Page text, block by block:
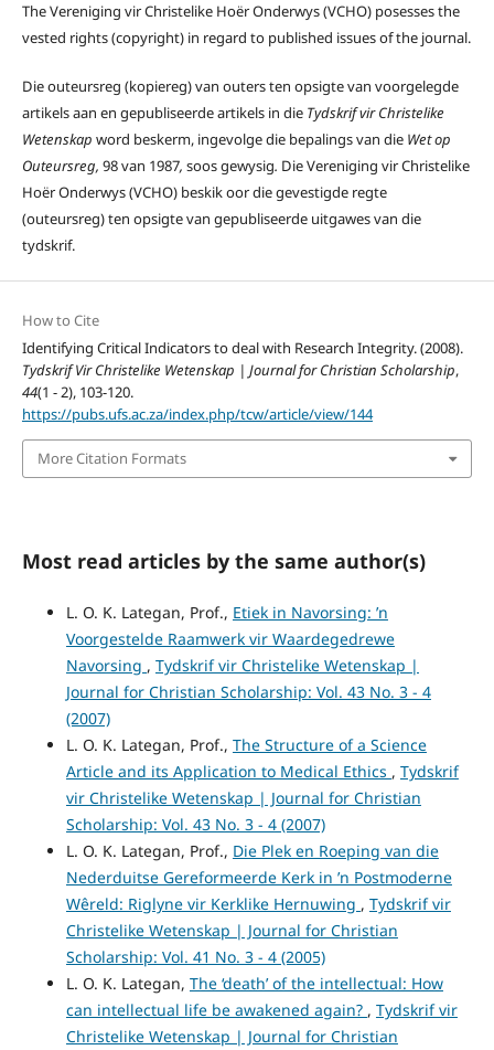
The Vereniging vir Christelike Hoër Onderwys (VCHO) posesses the
vested rights (copyright) in regard to published issues of the journal.
Die outeursreg (kopiereg) van outers ten opsigte van voorgelegde
artikels aan en gepubliseerde artikels in die Tydskrif vir Christelike
Wetenskap word beskerm, ingevolge die bepalings van dieWet op
Outeursreg, 98 van 1987, soos gewysig. Die Vereniging vir Christelike
Hoër Onderwys (VCHO) beskik oor die gevestigde regte
(outeursreg) ten opsigte van gepubliseerde uitgawes van die
tydskrif.
How to Cite
Identifying Critical Indicators to deal with Research Integrity. (2008).
Tydskrif Vir Christelike Wetenskap | Journal for Christian Scholarship,
44(1 - 2), 103-120.
https://pubs.ufs.ac.za/index.php/tcw/article/view/144
More Citation Formats
Most read articles by the same author(s)
L. O. K. Lategan, Prof., Etiek in Navorsing: ’n
Voorgestelde Raamwerk vir Waardegedrewe
Navorsing , Tydskrif vir Christelike Wetenskap |
Journal for Christian Scholarship: Vol. 43 No. 3 - 4
(2007)
L. O. K. Lategan, Prof., The Structure of a Science
Article and its Application to Medical Ethics , Tydskrif
vir Christelike Wetenskap | Journal for Christian
Scholarship: Vol. 43 No. 3 - 4 (2007)
L. O. K. Lategan, Prof., Die Plek en Roeping van die
Nederduitse Gereformeerde Kerk in ’n Postmoderne
Wêreld: Riglyne vir Kerklike Hernuwing , Tydskrif vir
Christelike Wetenskap | Journal for Christian
Scholarship: Vol. 41 No. 3 - 4 (2005)
L. O. K. Lategan, The ‘death’ of the intellectual: How
can intellectual life be awakened again? , Tydskrif vir
Christelike Wetenskap | Journal for Christian